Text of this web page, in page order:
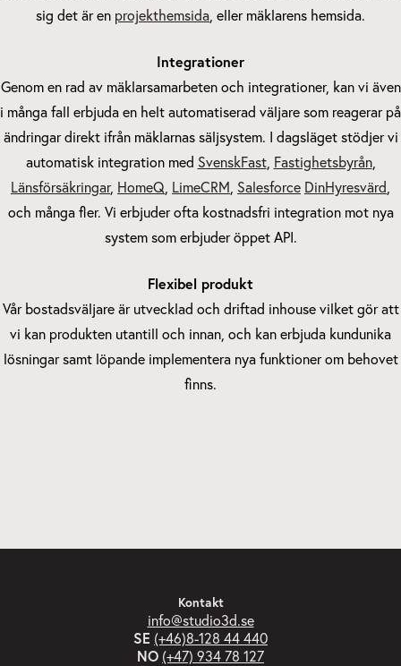
sig det är en projekthemsida , eller mäklarens hemsida.
Integrationer
Genom en rad av mäklarsamarbeten och integrationer, kan vi även
i många fall erbjuda en helt automatiserad väljare som reagerar på
ändringar direkt ifrån mäklarnas säljsystem. I dagsläget stödjer vi
automatisk integration med SvenskFast, Fastighetsbyrån,
Länsförsäkringar, HomeQ LimeCRM Salesforce DinHyresvärd
och många fler. Vi erbjuder ofta kostnadsfri integration mot nya
system som erbjuder öppet API.
Flexibel produkt
Vår bostadsväljare är utvecklad och driftad inhouse vilket gör att
vi kan produkten utantill och innan, och kan erbjuda kundunika
lösningar samt löpande implementera nya funktioner om behovet
finns.
Kontakt
info@studio3d.se
SE (+46)8-128 44 440
NO (+47) 934 78 127